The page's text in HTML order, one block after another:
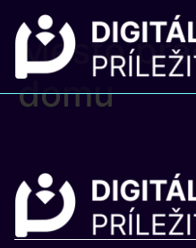
Mesto
domu